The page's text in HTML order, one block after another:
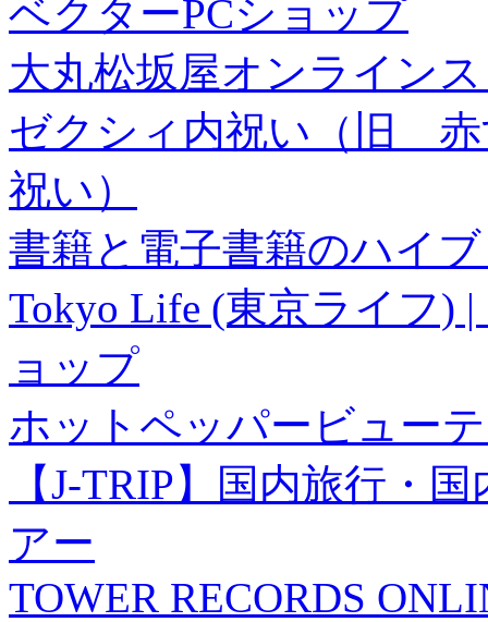
ベクターPCショップ
大丸松坂屋オンライン
ゼクシィ内祝い（旧 赤
祝い）
書籍と電子書籍のハイ
Tokyo Life (東京ライフ)
ョップ
ホットペッパービュー
【J-TRIP】国内旅行・
アー
TOWER RECORDS